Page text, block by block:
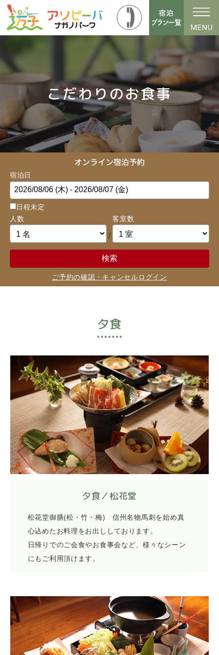
こだわりのお食事
宿泊日
日程未定
人数
/
客室数
検索
ご予約の確認・キャンセルログイン
夕食
夕食／松花堂
松花堂御膳(松・竹・梅) 信州名物馬刺を始め真
心込めたお料理をお出ししております。
日帰りでのご会食やお食事会など、様々なシーン
にもご利用頂けます。